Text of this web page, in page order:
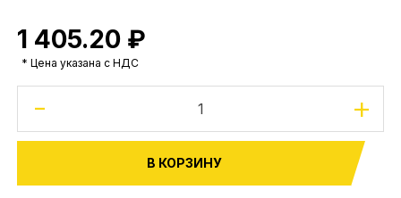
1 405.20 ₽
* Цена указана с НДС
- +
В КОРЗИНУ